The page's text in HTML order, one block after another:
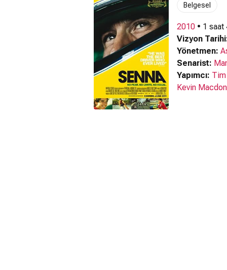
Belgesel
2010 • 1
Vizyon
Yönetmen:
Senarist:
Yapımcı: Tim
Kevin